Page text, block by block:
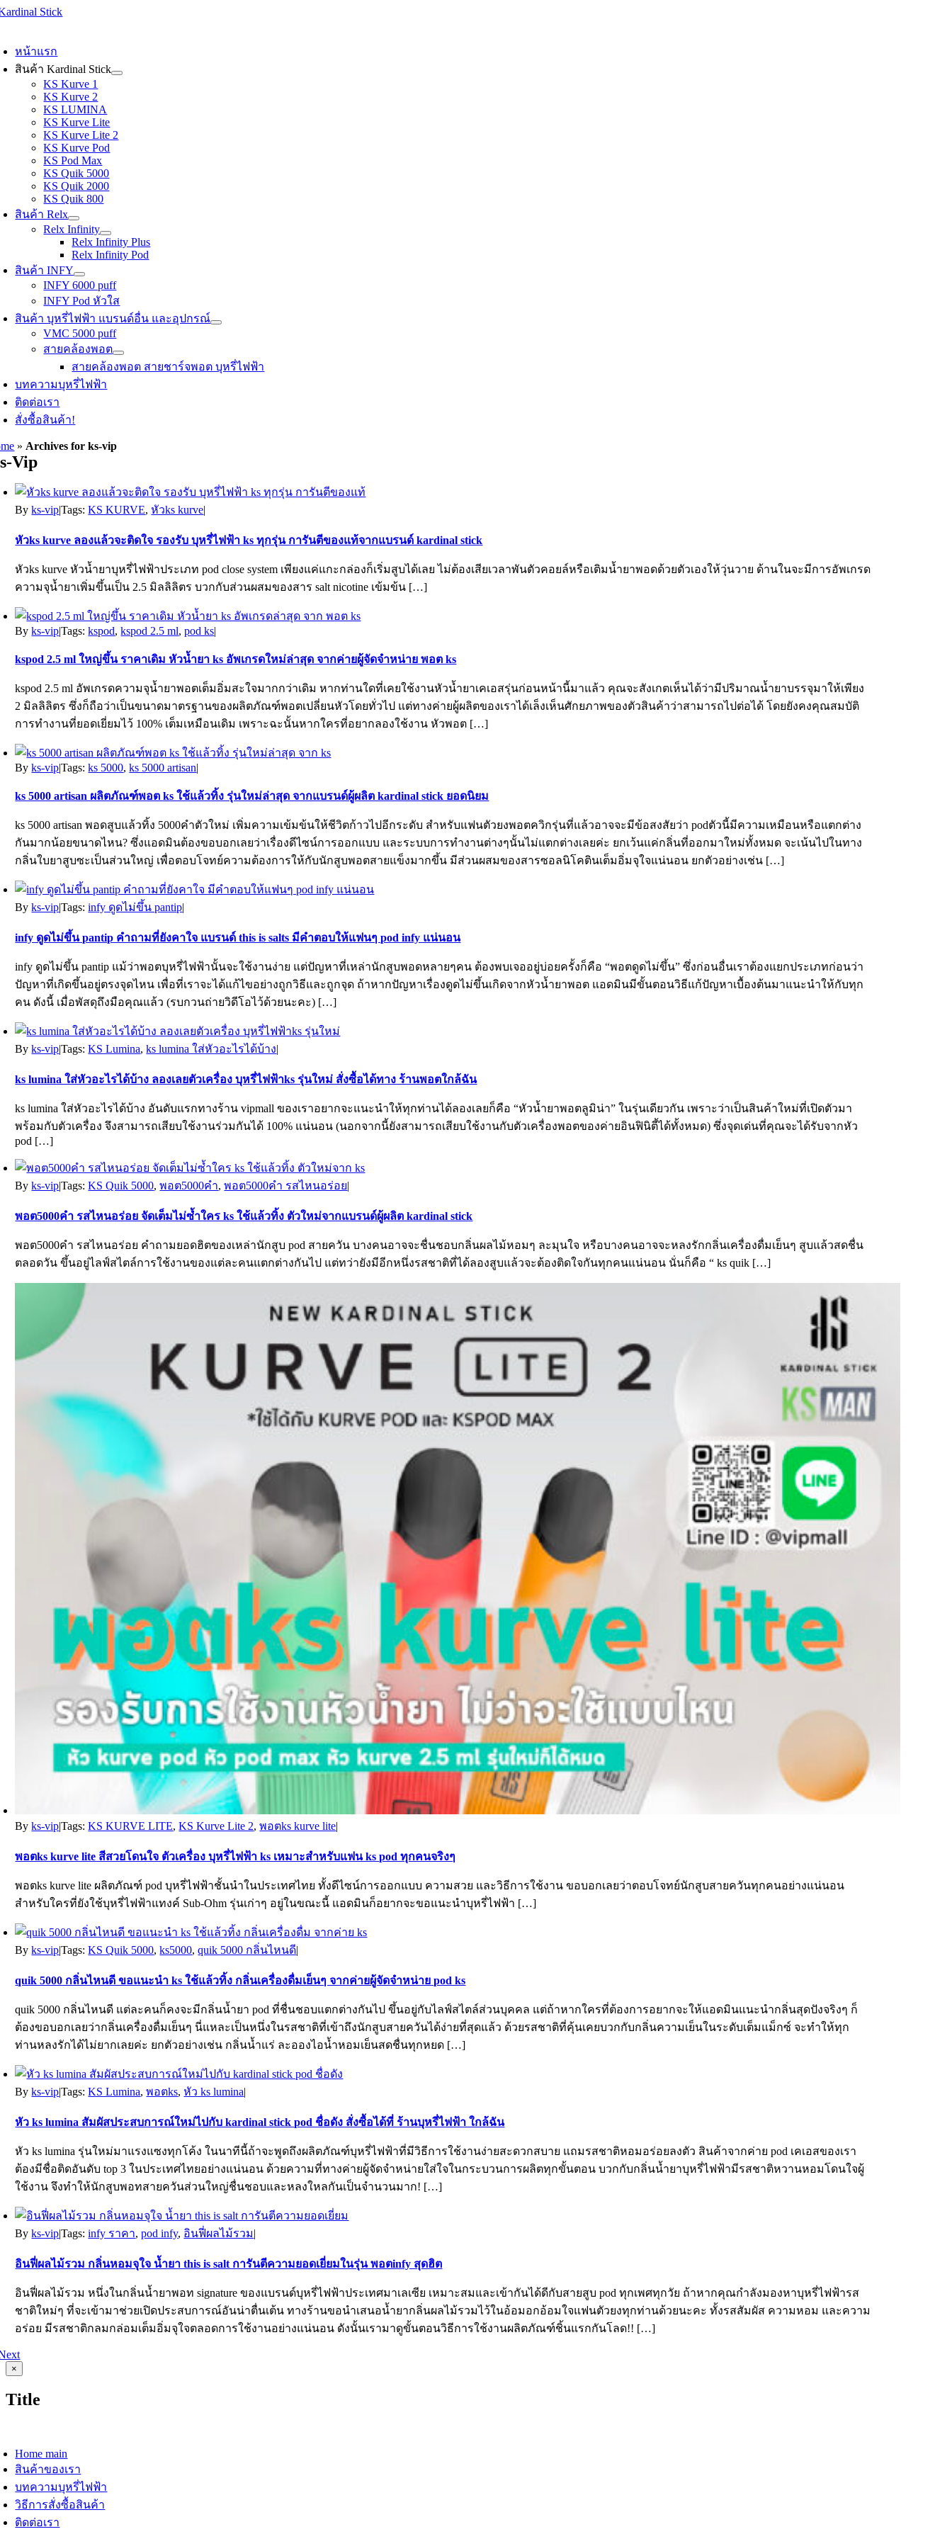
Skip
หน้าแรก
สินค้า Kardinal Stick
KS Kurve 1
KS Kurve 2
KS LUMINA
KS Kurve Lite
KS Kurve Lite 2
KS Kurve Pod
KS Pod Max
KS Quik 5000
KS Quik 2000
KS Quik 800
สินค้า Relx
Relx Infinity
Relx Infinity Plus
Relx Infinity Pod
สินค้า INFY
INFY 6000 puff
INFY Pod หัวใส
สินค้า บุหรี่ไฟฟ้า แบรนด์อื่น และอุปกรณ์
VMC 5000 puff
สายคล้องพอต
สายคล้องพอต สายชาร์จพอต บุหรี่ไฟฟ้า
บทความบุหรี่ไฟฟ้า
ติดต่อเรา
สั่งซื้อสินค้า!
» Archives for ks-vip
Vip
Byks-vip|Tags:KS KURVE,หัวks kurve|
หัวks kurve ลองแล้วจะติดใจ รองรับ บุหรี่ไฟฟ้า ks ทุกรุ่น การันตีของแท้จากแบรนด์ kardinal stick
หัวks kurve หัวน้ำยาบุหรี่ไฟฟ้าประเภท pod close system เพียงแค่แกะกล่องก็เริ่มสูบได้เลย ไม่ต้องเสียเวลาพันตัวคอยล์หรือเติมน้ำยาพอดด้วยตัวเองให้วุ่นวาย ด้านในจะมีการอัพเกรด
ความจุน้ำยาเพิ่มขึ้นเป็น 2.5 มิลลิลิตร บวกกับส่วนผสมของสาร salt nicotine เข้มข้น […]
Byks-vip|Tags:kspod,kspod 2.5 ml,pod ks|
kspod 2.5 ml ใหญ่ขึ้น ราคาเดิม หัวน้ำยา ks อัพเกรดใหม่ล่าสุด จากค่ายผู้จัดจำหน่าย พอต ks
kspod 2.5 ml อัพเกรดความจุน้ำยาพอตเต็มอิ่มสะใจมากกว่าเดิม หากท่านใดที่เคยใช้งานหัวน้ำยาเคเอสรุ่นก่อนหน้านี้มาแล้ว คุณจะสังเกตเห็นได้ว่ามีปริมาณน้ำยาบรรจุมาให้เพียง
2 มิลลิลิตร ซึ่งก็ถือว่าเป็นขนาดมาตรฐานของผลิตภัณฑ์พอตเปลี่ยนหัวโดยทั่วไป แต่ทางค่ายผู้ผลิตของเราได้เล็งเห็นศักยภาพของตัวสินค้าว่าสามารถไปต่อได้ โดยยังคงคุณสมบัติ
การทำงานที่ยอดเยี่ยมไว้ 100% เต็มเหมือนเดิม เพราะฉะนั้นหากใครที่อยากลองใช้งาน หัวพอต […]
Byks-vip|Tags:ks 5000,ks 5000 artisan|
ks 5000 artisan ผลิตภัณฑ์พอต ks ใช้แล้วทิ้ง รุ่นใหม่ล่าสุด จากแบรนด์ผู้ผลิต kardinal stick ยอดนิยม
ks 5000 artisan พอดสูบแล้วทิ้ง 5000คำตัวใหม่ เพิ่มความเข้มข้นให้ชีวิตก้าวไปอีกระดับ สำหรับแฟนตัวยงพอตควิกรุ่นที่แล้วอาจจะมีข้อสงสัยว่า podตัวนี้มีความเหมือนหรือแตกต่าง
กันมากน้อยขนาดไหน? ซึ่งแอดมินต้องขอบอกเลยว่าเรื่องดีไซน์การออกแบบ และระบบการทำงานต่างๆนั้นไม่แตกต่างเลยค่ะ ยกเว้นแค่กลิ่นที่ออกมาใหม่ทั้งหมด จะเน้นไปในทาง
กลิ่นใบยาสูบซะเป็นส่วนใหญ่ เพื่อตอบโจทย์ความต้องการให้กับนักสูบพอตสายแข็งมากขึ้น มีส่วนผสมของสารซอลนิโคตินเต็มอิ่มจุใจแน่นอน ยกตัวอย่างเช่น […]
Byks-vip|Tags:infy ดูดไม่ขึ้น pantip|
infy ดูดไม่ขึ้น pantip คำถามที่ยังคาใจ แบรนด์ this is salts มีคำตอบให้แฟนๆ pod infy แน่นอน
infy ดูดไม่ขึ้น pantip แม้ว่าพอตบุหรี่ไฟฟ้านั้นจะใช้งานง่าย แต่ปัญหาที่เหล่านักสูบพอดหลายๆคน ต้องพบเจออยู่บ่อยครั้งก็คือ “พอตดูดไม่ขึ้น” ซึ่งก่อนอื่นเราต้องแยกประเภทก่อนว่า
ปัญหาที่เกิดขึ้นอยู่ตรงจุดไหน เพื่อที่เราจะได้แก้ไขอย่างถูกวิธีและถูกจุด ถ้าหากปัญหาเรื่องดูดไม่ขึ้นเกิดจากหัวน้ำยาพอต แอดมินมีขั้นตอนวิธีแก้ปัญหาเบื้องต้นมาแนะนำให้กับทุก
คน ดังนี้ เมื่อพัสดุถึงมือคุณแล้ว (รบกวนถ่ายวิดีโอไว้ด้วยนะคะ) […]
Byks-vip|Tags:KS Lumina,ks lumina ใส่หัวอะไรได้บ้าง|
ks lumina ใส่หัวอะไรได้บ้าง ลองเลยตัวเครื่อง บุหรี่ไฟฟ้าks รุ่นใหม่ สั่งซื้อได้ทาง ร้านพอตใกล้ฉัน
ks lumina ใส่หัวอะไรได้บ้าง อันดับแรกทางร้าน vipmall ของเราอยากจะแนะนำให้ทุกท่านได้ลองเลยก็คือ “หัวน้ำยาพอตลูมิน่า” ในรุ่นเดียวกัน เพราะว่าเป็นสินค้าใหม่ที่เปิดตัวมา
พร้อมกับตัวเครื่อง จึงสามารถเสียบใช้งานร่วมกันได้ 100% แน่นอน (นอกจากนี้ยังสามารถเสียบใช้งานกับตัวเครื่องพอตของค่ายอินฟินิตี้ได้ทั้งหมด) ซึ่งจุดเด่นที่คุณจะได้รับจากหัว
pod […]
Byks-vip|Tags:KS Quik 5000,พอต5000คำ,พอต5000คำ รสไหนอร่อย|
พอต5000คำ รสไหนอร่อย จัดเต็มไม่ซ้ำใคร ks ใช้แล้วทิ้ง ตัวใหม่จากแบรนด์ผู้ผลิต kardinal stick
พอต5000คำ รสไหนอร่อย คำถามยอดฮิตของเหล่านักสูบ pod สายควัน บางคนอาจจะชื่นชอบกลิ่นผลไม้หอมๆ ละมุนใจ หรือบางคนอาจจะหลงรักกลิ่นเครื่องดื่มเย็นๆ สูบแล้วสดชื่น
ตลอดวัน ขึ้นอยู่ไลฟ์สไตล์การใช้งานของแต่ละคนแตกต่างกันไป แต่ทว่ายังมีอีกหนึ่งรสชาติที่ได้ลองสูบแล้วจะต้องติดใจกันทุกคนแน่นอน นั่นก็คือ “ ks quik […]
Byks-vip|Tags:KS KURVE LITE,KS Kurve Lite 2,พอตks kurve lite|
พอตks kurve lite สีสวยโดนใจ ตัวเครื่อง บุหรี่ไฟฟ้า ks เหมาะสำหรับแฟน ks pod ทุกคนจริงๆ
พอตks kurve lite ผลิตภัณฑ์ pod บุหรี่ไฟฟ้าชั้นนำในประเทศไทย ทั้งดีไซน์การออกแบบ ความสวย และวิธีการใช้งาน ขอบอกเลยว่าตอบโจทย์นักสูบสายควันทุกคนอย่างแน่นอน
สำหรับใครที่ยังใช้บุหรี่ไฟฟ้าแทงค์ Sub-Ohm รุ่นเก่าๆ อยู่ในขณะนี้ แอดมินก็อยากจะขอแนะนำบุหรี่ไฟฟ้า […]
Byks-vip|Tags:KS Quik 5000,ks5000,quik 5000 กลิ่นไหนดี|
quik 5000 กลิ่นไหนดี ขอแนะนำ ks ใช้แล้วทิ้ง กลิ่นเครื่องดื่มเย็นๆ จากค่ายผู้จัดจำหน่าย pod ks
quik 5000 กลิ่นไหนดี แต่ละคนก็คงจะมีกลิ่นน้ำยา pod ที่ชื่นชอบแตกต่างกันไป ขึ้นอยู่กับไลฟ์สไตล์ส่วนบุคคล แต่ถ้าหากใครที่ต้องการอยากจะให้แอดมินแนะนำกลิ่นสุดปังจริงๆ ก็
ต้องขอบอกเลยว่ากลิ่นเครื่องดื่มเย็นๆ นี่แหละเป็นหนึ่งในรสชาติที่เข้าถึงนักสูบสายควันได้ง่ายที่สุดแล้ว ด้วยรสชาติที่คุ้นเคยบวกกับกลิ่นความเย็นในระดับเต็มแม็กซ์ จะทำให้ทุก
ท่านหลงรักได้ไม่ยากเลยค่ะ ยกตัวอย่างเช่น กลิ่นน้ำแร่ ละอองไอน้ำหอมเย็นสดชื่นทุกหยด […]
Byks-vip|Tags:KS Lumina,พอตks,หัว ks lumina|
หัว ks lumina สัมผัสประสบการณ์ใหม่ไปกับ kardinal stick pod ชื่อดัง สั่งซื้อได้ที่ ร้านบุหรี่ไฟฟ้า ใกล้ฉัน
หัว ks lumina รุ่นใหม่มาแรงแซงทุกโค้ง ในนาทีนี้ถ้าจะพูดถึงผลิตภัณฑ์บุหรี่ไฟฟ้าที่มีวิธีการใช้งานง่ายสะดวกสบาย แถมรสชาติหอมอร่อยลงตัว สินค้าจากค่าย pod เคเอสของเรา
ต้องมีชื่อติดอันดับ top 3 ในประเทศไทยอย่างแน่นอน ด้วยความที่ทางค่ายผู้จัดจำหน่ายใส่ใจในกระบวนการผลิตทุกขั้นตอน บวกกับกลิ่นน้ำยาบุหรี่ไฟฟ้ามีรสชาติหวานหอมโดนใจผู้
ใช้งาน จึงทำให้นักสูบพอทสายควันส่วนใหญ่ชื่นชอบและหลงใหลกันเป็นจำนวนมาก! […]
Byks-vip|Tags:infy ราคา,pod infy, อินฟี่ผลไม้รวม|
อินฟี่ผลไม้รวม กลิ่นหอมจุใจ น้ำยา this is salt การันตีความยอดเยี่ยมในรุ่น พอตinfy สุดฮิต
อินฟี่ผลไม้รวม หนึ่งในกลิ่นน้ำยาพอท signature ของแบรนด์บุหรี่ไฟฟ้าประเทศมาเลเซีย เหมาะสมและเข้ากันได้ดีกับสายสูบ pod ทุกเพศทุกวัย ถ้าหากคุณกำลังมองหาบุหรี่ไฟฟ้ารส
ชาติใหม่ๆ ที่จะเข้ามาช่วยเปิดประสบการณ์อันน่าตื่นเต้น ทางร้านขอนำเสนอน้ำยากลิ่นผลไม้รวมไว้ในอ้อมอกอ้อมใจแฟนตัวยงทุกท่านด้วยนะคะ ทั้งรสสัมผัส ความหอม และความ
อร่อย มีรสชาติกลมกล่อมเต็มอิ่มจุใจตลอดการใช้งานอย่างแน่นอน ดังนั้นเรามาดูขั้นตอนวิธีการใช้งานผลิตภัณฑ์ชิ้นแรกกันโลด!! […]
Close
product
view
×
Title
Home main
สินค้าของเรา
บทความบุหรี่ไฟฟ้า
วิธีการสั่งซื้อสินค้า
ติดต่อเรา